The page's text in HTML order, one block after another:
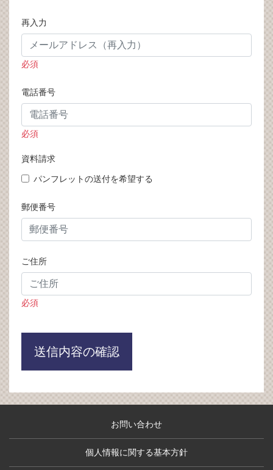
再入力
必須
電話番号
必須
資料請求
パンフレットの送付を希望する
郵便番号
ご住所
必須
送信内容の確認
お問い合わせ
個人情報に関する基本方針